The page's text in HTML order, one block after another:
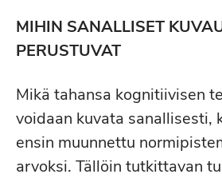
MIHIN SANALLISET
PERUSTUVAT
Mikä tahansa kognitiivisen
voidaan kuvata sanallisesti,
ensin muunnettu
arvoksi. Tällöin tutkittavan